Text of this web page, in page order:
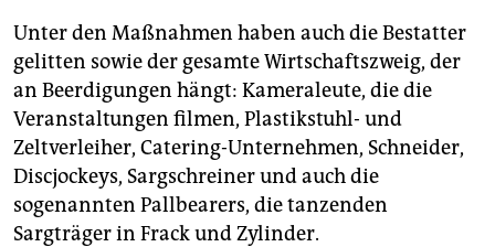
Unter den Maßnahmen haben auch die Bestatter
gelitten sowie der gesamte Wirtschaftszweig, der
an Beerdigungen hängt: Kameraleute, die die
Veranstaltungen filmen, Plastikstuhl- und
Zeltverleiher, Catering-Unternehmen, Schneider,
Discjockeys, Sargschreiner und auch die
sogenannten Pallbearers, die tanzenden
Sargträger in Frack und Zylinder.